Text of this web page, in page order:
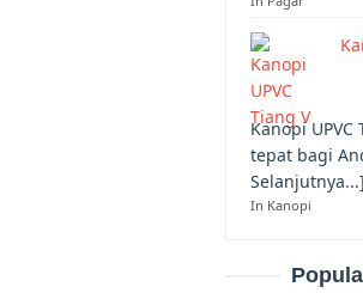
Kanopi
tepat bagi
Selanjutnya...]
In Kanopi